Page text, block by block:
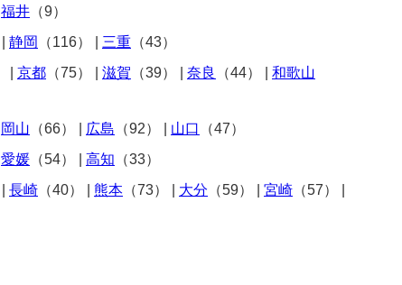
福井 （9）
静岡 （116） 三重 （43）
京都 （75） 滋賀 （39） 奈良 （44）
和歌山
岡山 （66） 広島 （92） 山口
（47）
愛媛 （54） 高知 （33）
長崎 （40） 熊本 （73） 大分 （59） 宮崎 （57）